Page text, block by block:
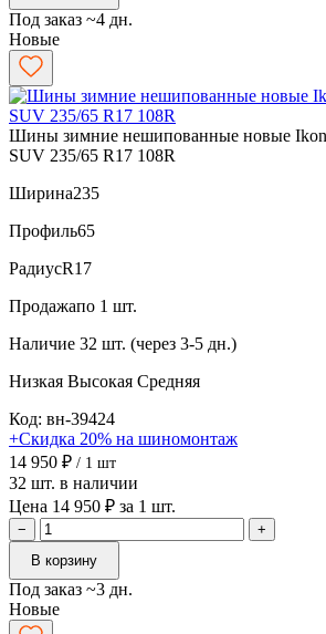
Под заказ ~4 дн.
Новые
Шины зимние нешипованные новые Ikon
SUV 235/65 R17 108R
Ширина235
Профиль65
РадиусR17
Продажапо 1 шт.
Наличие 32 шт. (через 3-5 дн.)
Низкая Высокая Средняя
Код: вн-39424
+Скидка 20% на шиномонтаж
14 950 ₽ / 1 шт
32 шт. в наличии
Цена 14 950 ₽ за 1 шт.
−
+
В корзину
Под заказ ~3 дн.
Новые